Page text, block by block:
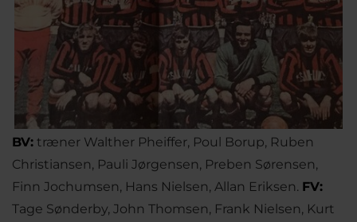
BV: træner Walther Pheiffer, Poul Borup, Ruben
Christiansen, Pauli Jørgensen, Preben Sørensen,
Finn Jochumsen, Hans Nielsen, Allan Eriksen. FV:
Tage Sønderby, John Thomsen, Frank Nielsen, Kurt